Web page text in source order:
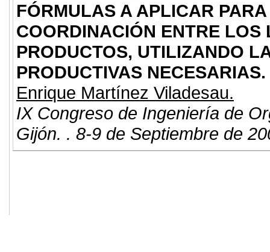
FÓRMULAS A APLICAR
COORDINACIÓN ENTRE
PRODUCTOS, UTILIZANDO
PRODUCTIVAS NECESARIAS.
Enrique Martínez Viladesau.
IX Congreso de Ingeniería de
Gijón. . 8-9 de Septiembre de